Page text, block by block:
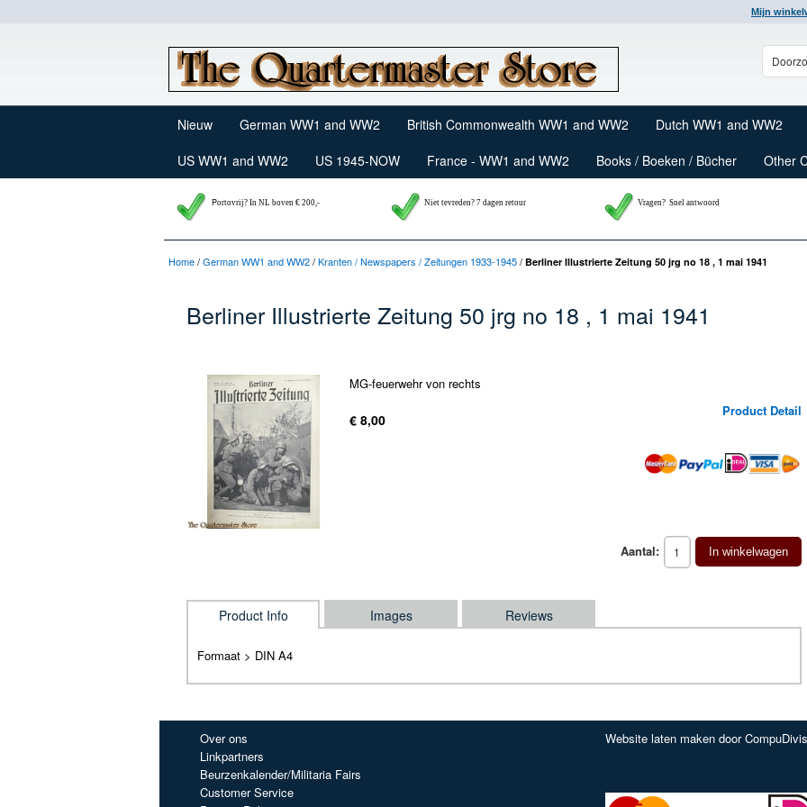
Mijn
Nieuw German WW1 and WW2 British Commonwealth WW1 and WW2
Dutch WW1 and WW2
US WW1 and WW2
US 1945-NOW France - WW1 and WW2 Books / Boeken / Bücher Other
Portovrij? In NL boven € 200,- Niet tevreden? 7 dagen retour Vragen? Snel antwoord
Home/German WW1 and WW2/Kranten / Newspapers / Zeitungen 1933-1945/ Berliner Illustrierte Zeitung 50 jrg no 18 , 1 mai 1941
Berliner Illustrierte Zeitung 50 jrg no 18 , 1 mai 1941
MG-feuerwehr von rechts
Product Detail
€ 8,00
Aantal: In winkelwagen
Product Info Images Reviews
Formaat > DIN A4
Over ons
Linkpartners
Beurzenkalender/Militaria Fairs
Customer Service
Website laten maken door